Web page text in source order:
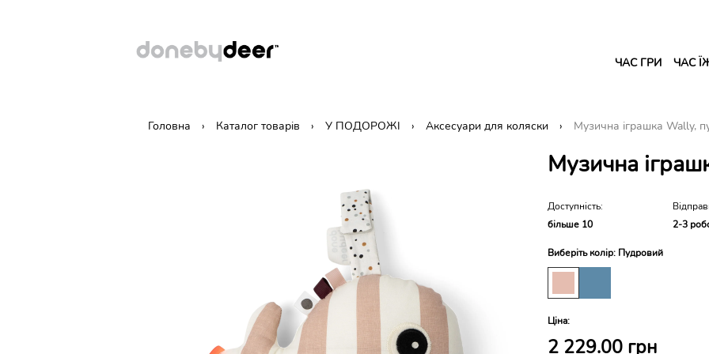
ЧАС ГРИ
ЧАС
Головна Каталог товарів У ПОДОРОЖІ Аксесуари для коляски Музична іграшка Wally,
Музична
Доступність:
більше 10
2-3
Виберіть колір: Пудровий
Ціна:
2 229.00 грн